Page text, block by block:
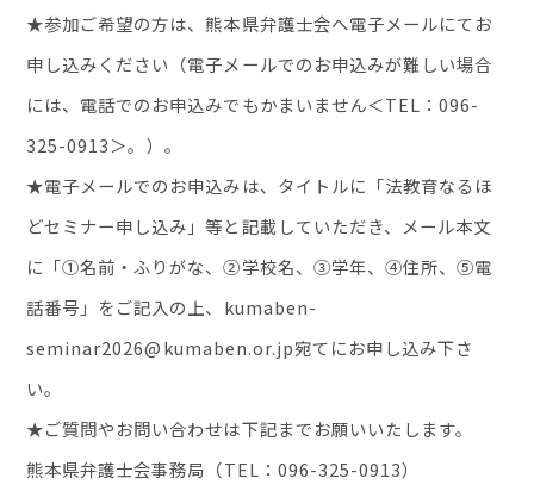
★参加ご希望の方は、熊本県弁護士会へ電子メールにてお
申し込みください（電子メールでのお申込みが難しい場合
には、電話でのお申込みでもかまいません＜TEL ： 096-
325-0913＞。）。
★電子メールでのお申込みは、タイトルに「法教育なるほ
どセミナー申し込み」等と記載していただき、メール本文
に「①名前・ふりがな、②学校名、③学年、④住所、⑤電
話番号」をご記入の上、 kumaben-
seminar2026@kumaben.or.jp宛てにお申し込み下さ
い。
★ご質問やお問い合わせは下記までお願いいたします。
熊本県弁護士会事務局（TEL ： 096-325-0913）